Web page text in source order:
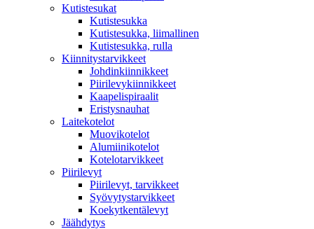
Kutistesukat
Kutistesukka
Kutistesukka, liimallinen
Kutistesukka, rulla
Kiinnitystarvikkeet
Johdinkiinnikkeet
Piirilevykiinnikkeet
Kaapelispiraalit
Eristysnauhat
Laitekotelot
Muovikotelot
Alumiinikotelot
Kotelotarvikkeet
Piirilevyt
Piirilevyt, tarvikkeet
Syövytystarvikkeet
Koekytkentälevyt
Jäähdytys